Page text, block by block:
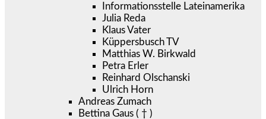
Informationsstelle Lateinamerika
Julia Reda
Klaus Vater
Küppersbusch TV
Matthias W. Birkwald
Petra Erler
Reinhard Olschanski
Ulrich Horn
Andreas Zumach
Bettina Gaus ( † )